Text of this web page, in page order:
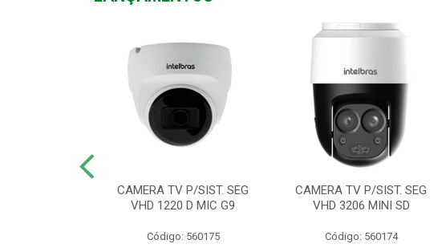
CAMERA TV P/SIST. SEG
VHD 1220 D MIC G9
Código: 560175
CAMERA TV P/SIST. SEG
VHD 3206 MINI SD
Código: 560174